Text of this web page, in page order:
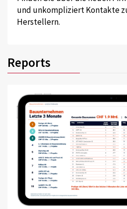
und unkompliziert Kontakte
Herstellern.
Reports